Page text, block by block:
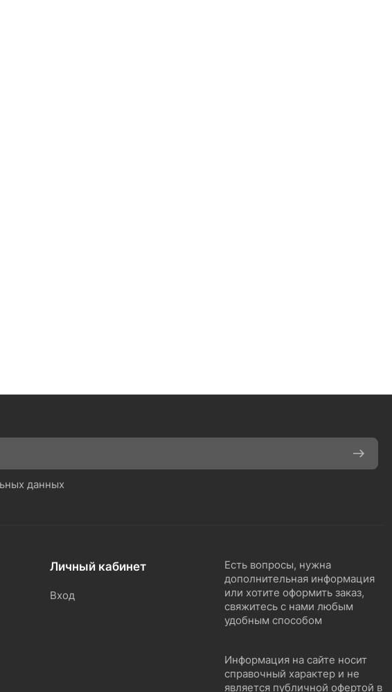
данных
Личный кабинет
Вход
Есть вопросы, нужна
дополнительная информация
или хотите оформить заказ,
свяжитесь с нами любым
удобным способом
Информация на сайте носит
справочный характер и не
является публичной офертой в